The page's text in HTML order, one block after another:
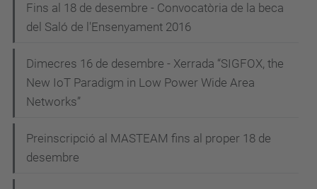
Fins al 18 de desembre - Convocatòria de la beca
del Saló de l'Ensenyament 2016
Dimecres 16 de desembre - Xerrada “SIGFOX, the
New IoT Paradigm in Low Power Wide Area
Networks”
Preinscripció al MASTEAM fins al proper 18 de
desembre